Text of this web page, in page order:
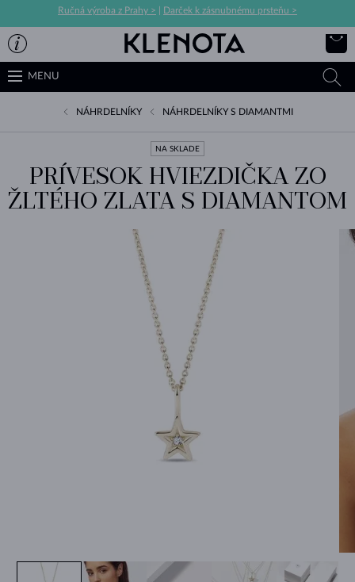
Ručná výroba z Prahy > Darček k zásnubnému prsteňu >
MENU
NÁHRDELNÍKY NÁHRDELNÍKY S DIAMANTMI
NA SKLADE
PRÍVESOK HVIEZDIČKA ZO
ŽLTÉHO ZLATA S DIAMANTOM